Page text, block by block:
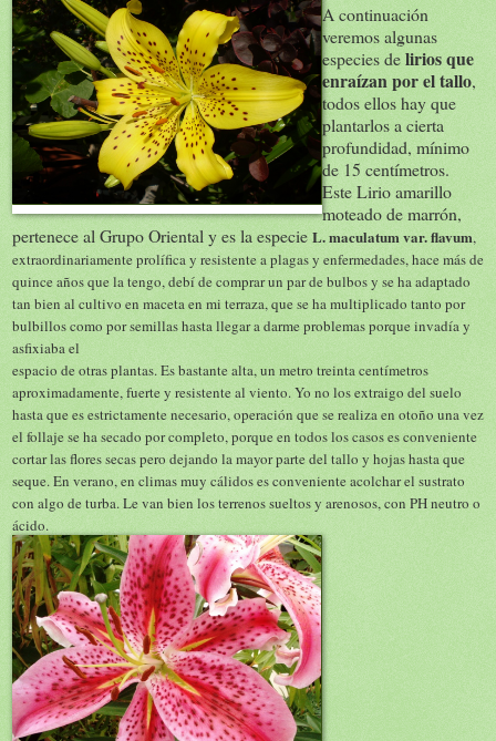
A continuación
veremos algunas
especies delirios que
enraízan por el tallo,
todos ellos hay que
plantarlos a cierta
profundidad, mínimo
de 15 centímetros.
Este Lirio amarillo
moteado de marrón,
pertenece al Grupo Oriental y es la especie L. maculatum var. flavum,
extraordinariamente prolífica y resistente a plagas y enfermedades, hace más de
quince años que la tengo, debí de comprar un par de bulbos y se ha adaptado
tan bien al cultivo en maceta en mi terraza, que se ha multiplicado tanto por
bulbillos como por semillas hasta llegar a darme problemas porque invadía y
asfixiaba el
espacio de otras plantas. Es bastante alta, un metro treinta centímetros
aproximadamente, fuerte y resistente al viento. Yo no los extraigo del suelo
hasta que es estrictamente necesario, operación que se realiza en otoño una vez
el follaje se ha secado por completo, porque en todos los casos es conveniente
cortar las flores secas pero dejando la mayor parte del tallo y hojas hasta que
seque. En verano, en climas muy cálidos es conveniente acolchar el sustrato
con algo de turba. Le van bien los terrenos sueltos y arenosos, con PH neutro o
ácido.